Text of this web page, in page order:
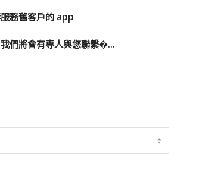
務舊客戶的 app
們將會有專人與您聯繫�...